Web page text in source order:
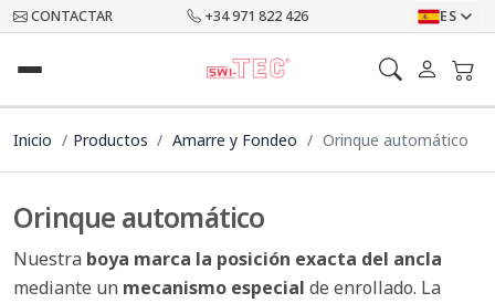
CONTACTAR +34 971 822 426 ES
Inicio Productos Amarre y Fondeo Orinque automático
Orinque automático
Nuestra boya marca la posición exacta del ancla
mediante un mecanismo especial de enrollado. La